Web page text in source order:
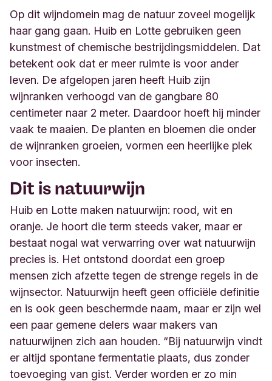
Op dit wijndomein mag de natuur zoveel mogelijk
haar gang gaan. Huib en Lotte gebruiken geen
kunstmest of chemische bestrijdingsmiddelen. Dat
betekent ook dat er meer ruimte is voor ander
leven. De afgelopen jaren heeft Huib zijn
wijnranken verhoogd van de gangbare 80
centimeter naar 2 meter. Daardoor hoeft hij minder
vaak te maaien. De planten en bloemen die onder
de wijnranken groeien, vormen een heerlijke plek
voor insecten.
Dit is natuurwijn
Huib en Lotte maken natuurwijn: rood, wit en
oranje. Je hoort die term steeds vaker, maar er
bestaat nogal wat verwarring over wat natuurwijn
precies is. Het ontstond doordat een groep
mensen zich afzette tegen de strenge regels in de
wijnsector. Natuurwijn heeft geen officiële definitie
en is ook geen beschermde naam, maar er zijn wel
een paar gemene delers waar makers van
natuurwijnen zich aan houden. “Bij natuurwijn vindt
er altijd spontane fermentatie plaats, dus zonder
toevoeging van gist. Verder worden er zo min